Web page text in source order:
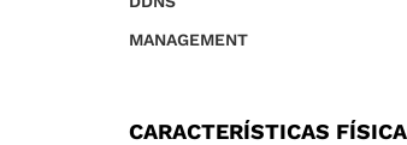
MANAGEMENT
CARACTERÍSTICAS